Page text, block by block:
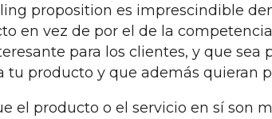
proposition es imprescindible
en vez de por el de la
para los clientes, y que sea
tu producto y que además quieran
el producto o el servicio en sí son